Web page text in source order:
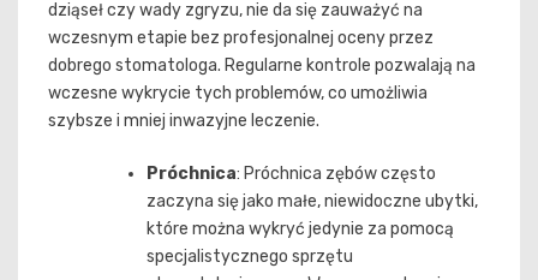
dziąseł czy wady zgryzu, nie da się zauważyć na
wczesnym etapie bez profesjonalnej oceny przez
dobrego stomatologa. Regularne kontrole pozwalają na
wczesne wykrycie tych problemów, co umożliwia
szybsze i mniej inwazyjne leczenie.
Próchnica: Próchnica zębów często
zaczyna się jako małe, niewidoczne ubytki,
które można wykryć jedynie za pomocą
specjalistycznego sprzętu